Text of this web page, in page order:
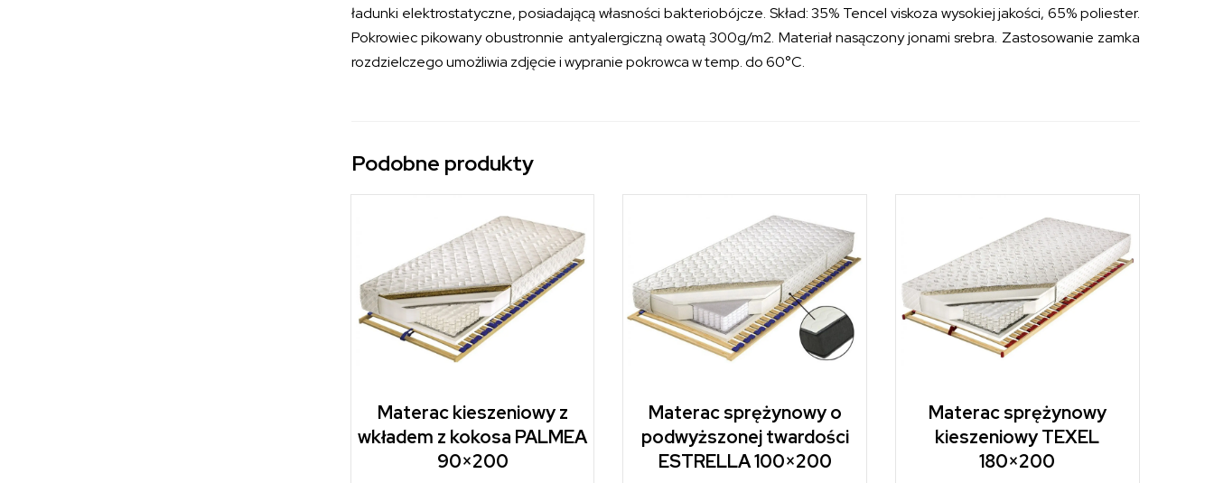
ładunki elektrostatyczne, posiadającą własności bakteriobójcze. Skład: 35% Tencel viskoza wysokiej jakości, 65% poliester.
Pokrowiec pikowany obustronnie antyalergiczną owatą 300g/m2. Materiał nasączony jonami srebra. Zastosowanie zamka
rozdzielczego umożliwia zdjęcie i wypranie pokrowca w temp. do 60°C.
Podobne produkty
Materac kieszeniowy z
wkładem z kokosa PALMEA
90×200
Materac sprężynowy o
podwyższonej twardości
ESTRELLA 100×200
Materac sprężynowy
kieszeniowy TEXEL
180×200